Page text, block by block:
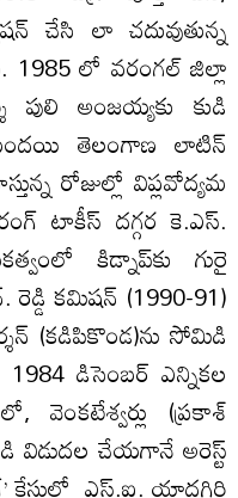
చేసి లా చదువుతున్న
1985 లో వరంగల్‌ జిల్లా
పులి అంజయ్యకు కుడి
తెలంగాణ లాటిన్‌
రోజుల్లో విప్లవోద్యమ
టాకీస్‌ దగ్గర కె.ఎస్‌.
కిడ్నాప్‌కు గురై
రెడ్డి కమిషన్‌ (1990-91)
(కడిపికొండ)ను సోమిడి
డిసెంబర్‌ ఎన్నికల
(ప్రకాశ్‌
విడుదల చేయగానే అరెస్ట్‌
కేసులో ఎస్‌.ఐ. యాదగిరి